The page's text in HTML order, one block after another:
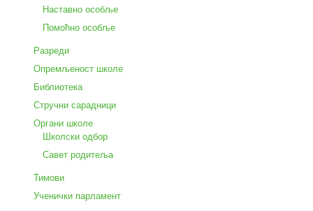
Наставно особље
Помоћно особље
Разреди
Опремљеност школе
Библиотека
Стручни сарадници
Органи школе
Школски одбор
Савет родитеља
Тимови
Ученички парламент